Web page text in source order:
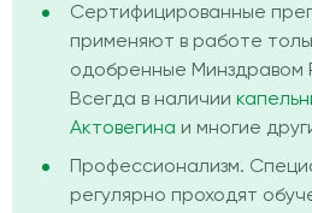
Сертифицированные
применяют в работе
одобренные Минздравом
Всегда в наличии
Актовегина и многие
Профессионализм.
регулярно проходят